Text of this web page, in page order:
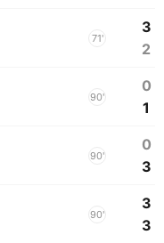
71'
3
2
90'
0
1
90'
0
3
90'
3
3